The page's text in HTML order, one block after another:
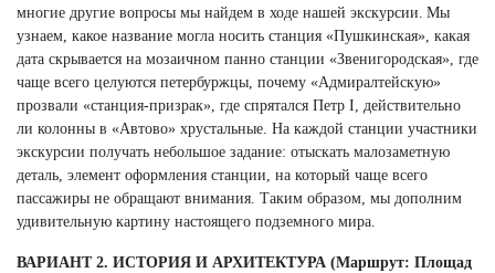
многие другие вопросы мы найдем в ходе нашей экскурсии. Мы
узнаем, какое название могла носить станция «Пушкинская», какая
дата скрывается на мозаичном панно станции «Звенигородская», где
чаще всего целуются петербуржцы, почему «Адмиралтейскую»
прозвали «станция-призрак», где спрятался Петр I, действительно
ли колонны в «Автово» хрустальные. На каждой станции участники
экскурсии получать небольшое задание: отыскать малозаметную
деталь, элемент оформления станции, на который чаще всего
пассажиры не обращают внимания. Таким образом, мы дополним
удивительную картину настоящего подземного мира.
ВАРИАНТ 2. ИСТОРИЯ И АРХИТЕКТУРА (Маршрут: Площад